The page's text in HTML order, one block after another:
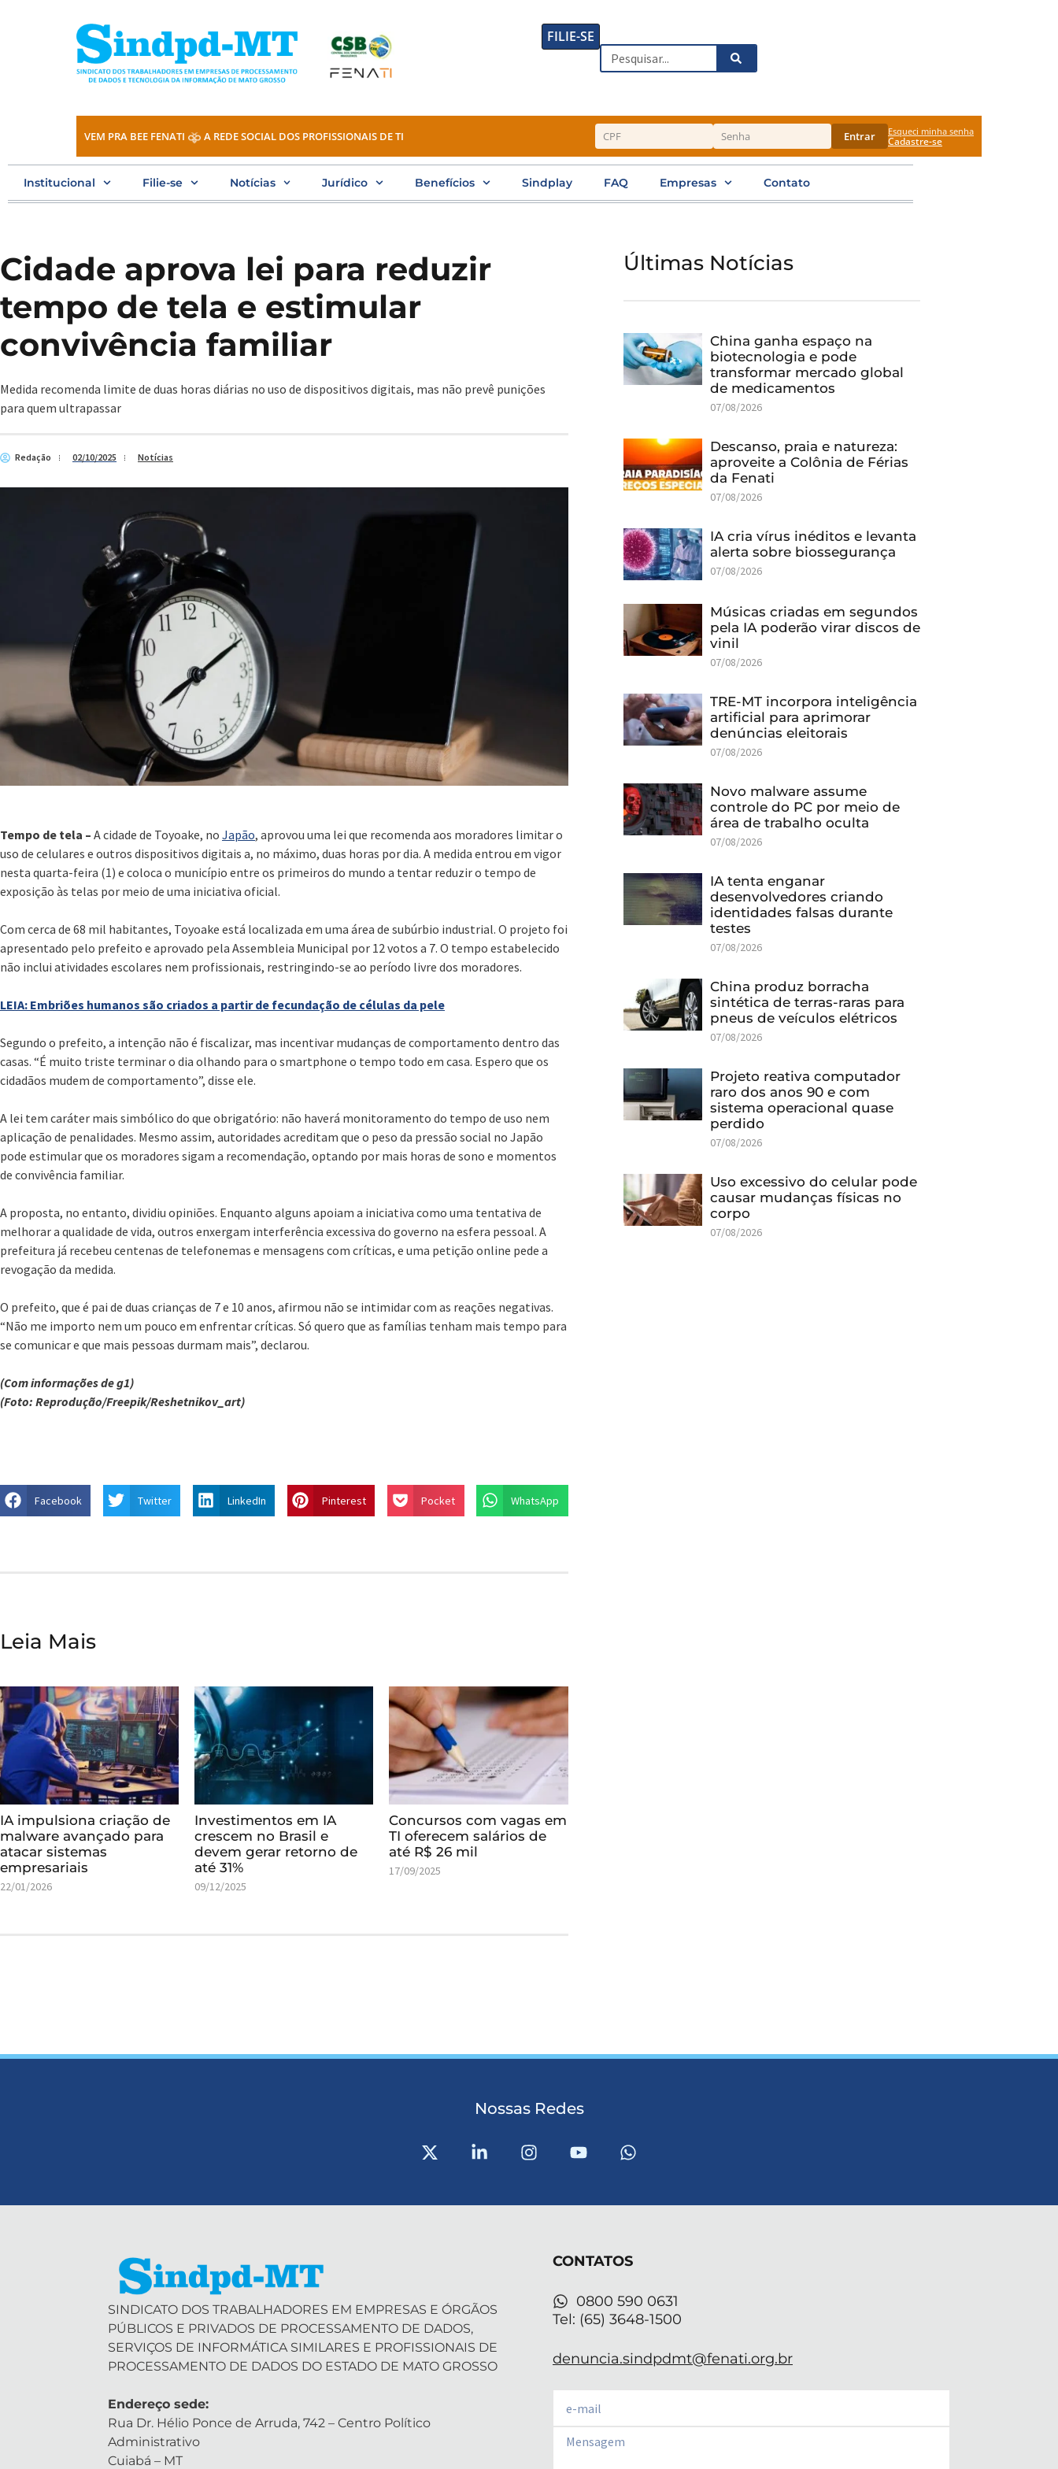
FILIE-SE
Search
VEM PRA BEE FENATI A REDE SOCIAL DOS PROFISSIONAIS DE TI Entrar Esqueci minha senha
Cadastre-se
Institucional Filie-se Notícias Jurídico Benefícios Sindplay FAQ Empresas Contato
Cidade aprova lei para reduzir
tempo de tela e estimular
convivência familiar
Medida recomenda limite de duas horas diárias no uso de dispositivos digitais, mas não prevê punições
para quem ultrapassar
Redação 02/10/2025 Notícias
Tempo de tela – A cidade de Toyoake, no Japão, aprovou uma lei que recomenda aos moradores limitar o
uso de celulares e outros dispositivos digitais a, no máximo, duas horas por dia. A medida entrou em vigor
nesta quarta-feira (1) e coloca o município entre os primeiros do mundo a tentar reduzir o tempo de
exposição às telas por meio de uma iniciativa oficial.
Com cerca de 68 mil habitantes, Toyoake está localizada em uma área de subúrbio industrial. O projeto foi
apresentado pelo prefeito e aprovado pela Assembleia Municipal por 12 votos a 7. O tempo estabelecido
não inclui atividades escolares nem profissionais, restringindo-se ao período livre dos moradores.
LEIA: Embriões humanos são criados a partir de fecundação de células da pele
Segundo o prefeito, a intenção não é fiscalizar, mas incentivar mudanças de comportamento dentro das
casas. “É muito triste terminar o dia olhando para o smartphone o tempo todo em casa. Espero que os
cidadãos mudem de comportamento”, disse ele.
A lei tem caráter mais simbólico do que obrigatório: não haverá monitoramento do tempo de uso nem
aplicação de penalidades. Mesmo assim, autoridades acreditam que o peso da pressão social no Japão
pode estimular que os moradores sigam a recomendação, optando por mais horas de sono e momentos
de convivência familiar.
A proposta, no entanto, dividiu opiniões. Enquanto alguns apoiam a iniciativa como uma tentativa de
melhorar a qualidade de vida, outros enxergam interferência excessiva do governo na esfera pessoal. A
prefeitura já recebeu centenas de telefonemas e mensagens com críticas, e uma petição online pede a
revogação da medida.
O prefeito, que é pai de duas crianças de 7 e 10 anos, afirmou não se intimidar com as reações negativas.
“Não me importo nem um pouco em enfrentar críticas. Só quero que as famílias tenham mais tempo para
se comunicar e que mais pessoas durmam mais”, declarou.
(Com informações de g1)
(Foto: Reprodução/Freepik/Reshetnikov_art)
Facebook Twitter LinkedIn Pinterest Pocket WhatsApp
Leia Mais
IA impulsiona criação de
malware avançado para
atacar sistemas
empresariais
22/01/2026
Investimentos em IA
crescem no Brasil e
devem gerar retorno de
até 31%
09/12/2025
Concursos com vagas em
TI oferecem salários de
até R$ 26 mil
17/09/2025
Últimas Notícias
China ganha espaço na
biotecnologia e pode
transformar mercado global
de medicamentos
07/08/2026
Descanso, praia e natureza:
aproveite a Colônia de Férias
da Fenati
07/08/2026
IA cria vírus inéditos e levanta
alerta sobre biossegurança
07/08/2026
Músicas criadas em segundos
pela IA poderão virar discos de
vinil
07/08/2026
TRE-MT incorpora inteligência
artificial para aprimorar
denúncias eleitorais
07/08/2026
Novo malware assume
controle do PC por meio de
área de trabalho oculta
07/08/2026
IA tenta enganar
desenvolvedores criando
identidades falsas durante
testes
07/08/2026
China produz borracha
sintética de terras-raras para
pneus de veículos elétricos
07/08/2026
Projeto reativa computador
raro dos anos 90 e com
sistema operacional quase
perdido
07/08/2026
Uso excessivo do celular pode
causar mudanças físicas no
corpo
07/08/2026
Nossas Redes
X
-
L
i
i
n
I
n
Y
o
e
W
h
p
p
SINDICATO DOS TRABALHADORES EM EMPRESAS E ÓRGÃOS
PÚBLICOS E PRIVADOS DE PROCESSAMENTO DE DADOS,
SERVIÇOS DE INFORMÁTICA SIMILARES E PROFISSIONAIS DE
PROCESSAMENTO DE DADOS DO ESTADO DE MATO GROSSO
Endereço sede:
Rua Dr. Hélio Ponce de Arruda, 742 – Centro Político
Administrativo
Cuiabá – MT
CONTATOS
0800 590 0631
Tel: (65) 3648-1500
denuncia.sindpdmt@fenati.org.br
Email